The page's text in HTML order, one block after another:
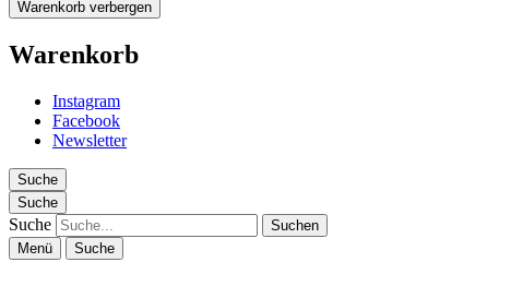
Warenkorb verbergen
Warenkorb
Instagram
Facebook
Newsletter
Suche
Suche
Suche
Menü Suche